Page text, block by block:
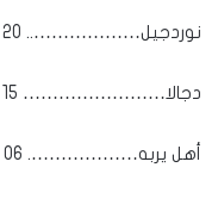
نوردجيل……………….. 20 ملم
دجالا…………………… 15 ملم
أهل يربه………………. 06 ملم